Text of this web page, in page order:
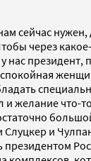
сейчас
через
нас президент,
желание что-
и
президентом